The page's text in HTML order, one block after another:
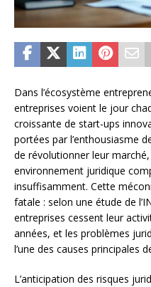
Dans l’écosystème
entreprises voient le jour
croissante de start-ups
portées par l’enthousiasme
de révolutionner leur
environnement juridique
insuffisamment. Cette
fatale : selon une étude de
entreprises cessent leur
années, et les problèmes
l’une des causes principales
L’anticipation des risques